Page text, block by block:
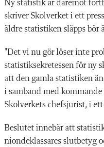
Ny statistik är däremot
skriver Skolverket i ett
äldre statistiken släpps bör
"Det vi nu gör löser inte
statistiksekretessen för ny
att den gamla statistiken
i samband med kommande
Skolverkets chefsjurist, i
Beslutet innebär att
niondeklassares slutbetyg